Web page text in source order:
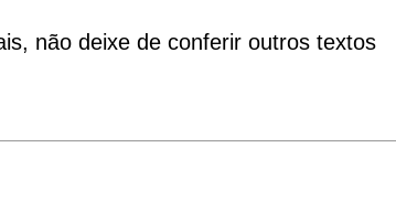
não deixe de conferir outros textos